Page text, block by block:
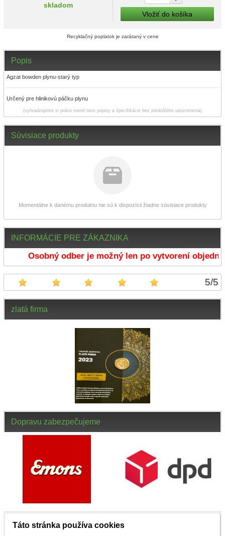
INFORMÁCIE PRE ZÁKAZNIKA
Osobný odber je možný len po vytvorení
5/5
zlatá firma
Dopravu zabezpečujeme
skladom
Vložiť do košíka
Recyklačný poplatok je zarátaný v cene
Popis
Agzat bowden plynu-starý typ
Určený pre hlinikovú páčku plynu
(vyhradzujeme si právo meniť tieto popisy a špecifikácie bez predošlého upozornenia)
Súvisiace produkty
Momentálne k danému produktu nie sú k dispozícii žiadne súvisiace produkty
Táto stránka používa cookies